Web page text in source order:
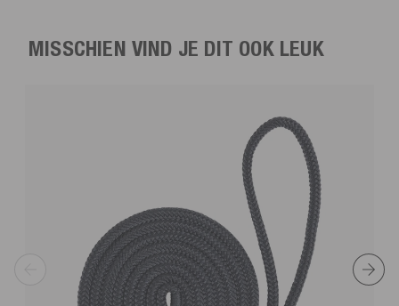
MISSCHIEN VIND JE DIT OOK LEUK